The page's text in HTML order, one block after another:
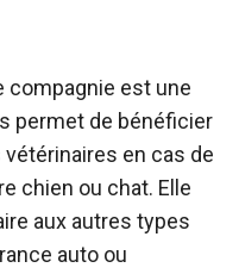
compagnie est une
permet de bénéficier
en cas de
chien ou chat. Elle
aux autres types
auto ou